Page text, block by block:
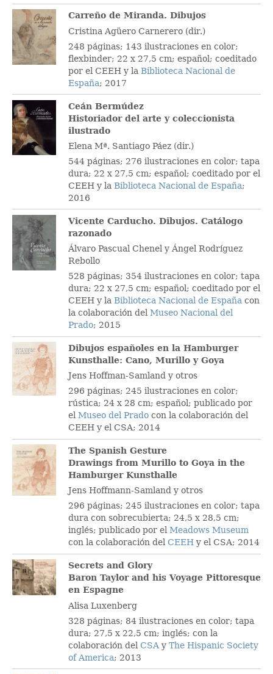
Carreño de Miranda. Dibujos
Cristina Agüero Carnerero (dir.)
248 páginas; 143 ilustraciones en color;
flexbinder; 22 x 27,5 cm; español; coeditado
por el CEEH y la Biblioteca Nacional de
España; 2017
Ceán Bermúdez
Historiador del arte y coleccionista
ilustrado
Elena Mª. Santiago Páez (dir.)
544 páginas; 276 ilustraciones en color; tapa
dura; 22 x 27,5 cm; español; coeditado por el
CEEH y la Biblioteca Nacional de España;
2016
Vicente Carducho. Dibujos. Catálogo
razonado
Álvaro Pascual Chenel y Ángel Rodríguez
Rebollo
528 páginas; 354 ilustraciones en color; tapa
dura; 22 x 27,5 cm; español; coeditado por el
CEEH y la Biblioteca Nacional de España con
la colaboración del Museo Nacional del
Prado; 2015
Dibujos españoles en la Hamburger
Kunsthalle: Cano, Murillo y Goya
Jens Hoffman-Samland y otros
296 páginas; 245 ilustraciones en color;
rústica; 24 x 28 cm; español; publicado por
el Museo del Prado con la colaboración del
CEEH y el CSA; 2014
The Spanish Gesture
Drawings from Murillo to Goya in the
Hamburger Kunsthalle
Jens Hoffmann-Samland y otros
296 páginas; 245 ilustraciones en color; tapa
dura con sobrecubierta; 24,5 x 28,5 cm;
inglés; publicado por el Meadows Museum
con la colaboración del CEEH y el CSA; 2014
Secrets and Glory
Baron Taylor and his Voyage Pittoresque
en Espagne
Alisa Luxenberg
328 páginas; 84 ilustraciones en color; tapa
dura; 27,5 x 22,5 cm; inglés; con la
colaboración del CSA y The Hispanic Society
of America; 2013